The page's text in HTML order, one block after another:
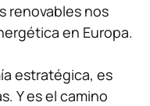
renovables nos
en Europa.
estratégica, es
Y es el camino